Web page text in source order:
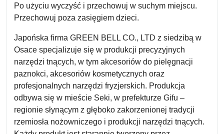
Po użyciu wyczyść i przechowuj w suchym miejscu.
Przechowuj poza zasięgiem dzieci.
Japońska firma GREEN BELL CO., LTD z siedzibą w
Osace specjalizuje się w produkcji precyzyjnych
narzędzi tnących, w tym akcesoriów do pielęgnacji
paznokci, akcesoriów kosmetycznych oraz
profesjonalnych narzędzi fryzjerskich. Produkcja
odbywa się w mieście Seki, w prefekturze Gifu –
regionie słynącym z głęboko zakorzenionej tradycji
rzemiosła nożowniczego i produkcji narzędzi tnących.